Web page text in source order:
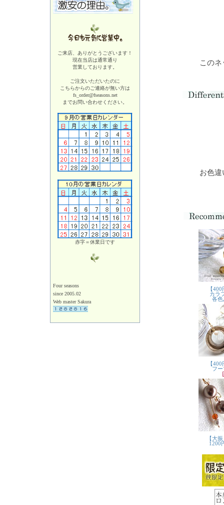
ご来店、ありがとうございます！
現在当店は通常通り
営業しております。
ご注文いただいたのに
こちらからのご連絡が無い方は
fs_order@fseasons.net
までお問い合わせください。
赤字＝休業日です
Four seasons
since 2005.02
Web master Sakura
この
お色